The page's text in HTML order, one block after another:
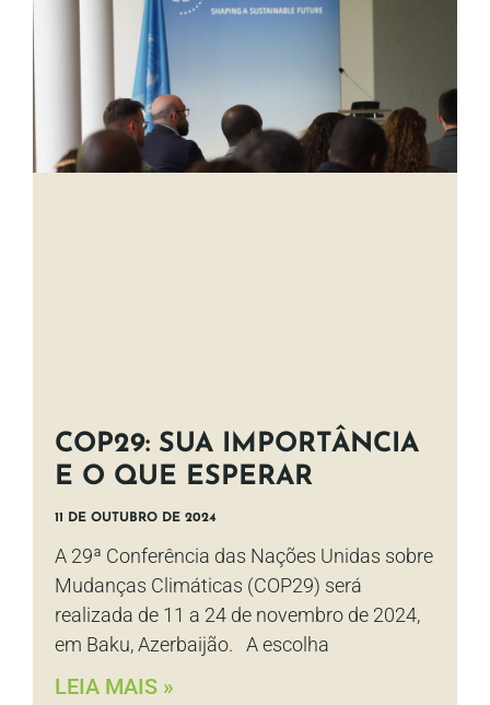
COP29: SUA IMPORTÂNCIA
E O QUE ESPERAR
11 DE OUTUBRO DE 2024
A 29ª Conferência das Nações Unidas sobre
Mudanças Climáticas (COP29) será
realizada de 11 a 24 de novembro de 2024,
em Baku, Azerbaijão. A escolha
LEIA MAIS »